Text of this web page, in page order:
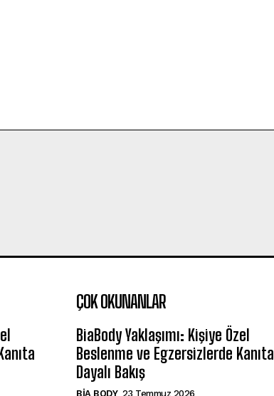
ÇOK OKUNANLAR
BiaBody Yaklaşımı: Kişiye Özel
Beslenme ve Egzersizlerde Kanıta
Dayalı Bakış
BIA BODY 23 Temmuz 2026